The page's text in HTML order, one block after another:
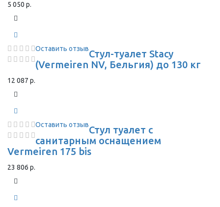
5 050 р.
Оставить отзывСтул-туалет Stacy
(Vermeiren NV, Бельгия) до 130 кг
12 087 р.
Оставить отзывСтул туалет с
санитарным оснащением
Vermeiren 175 bis
23 806 р.